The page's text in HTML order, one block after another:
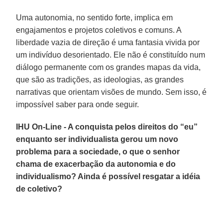
Uma autonomia, no sentido forte, implica em
engajamentos e projetos coletivos e comuns. A
liberdade vazia de direção é uma fantasia vivida por
um indivíduo desorientado. Ele não é constituído num
diálogo permanente com os grandes mapas da vida,
que são as tradições, as ideologias, as grandes
narrativas que orientam visões de mundo. Sem isso, é
impossível saber para onde seguir.
IHU On-Line - A conquista pelos direitos do “eu”
enquanto ser individualista gerou um novo
problema para a sociedade, o que o senhor
chama de exacerbação da autonomia e do
individualismo? Ainda é possível resgatar a idéia
de coletivo?